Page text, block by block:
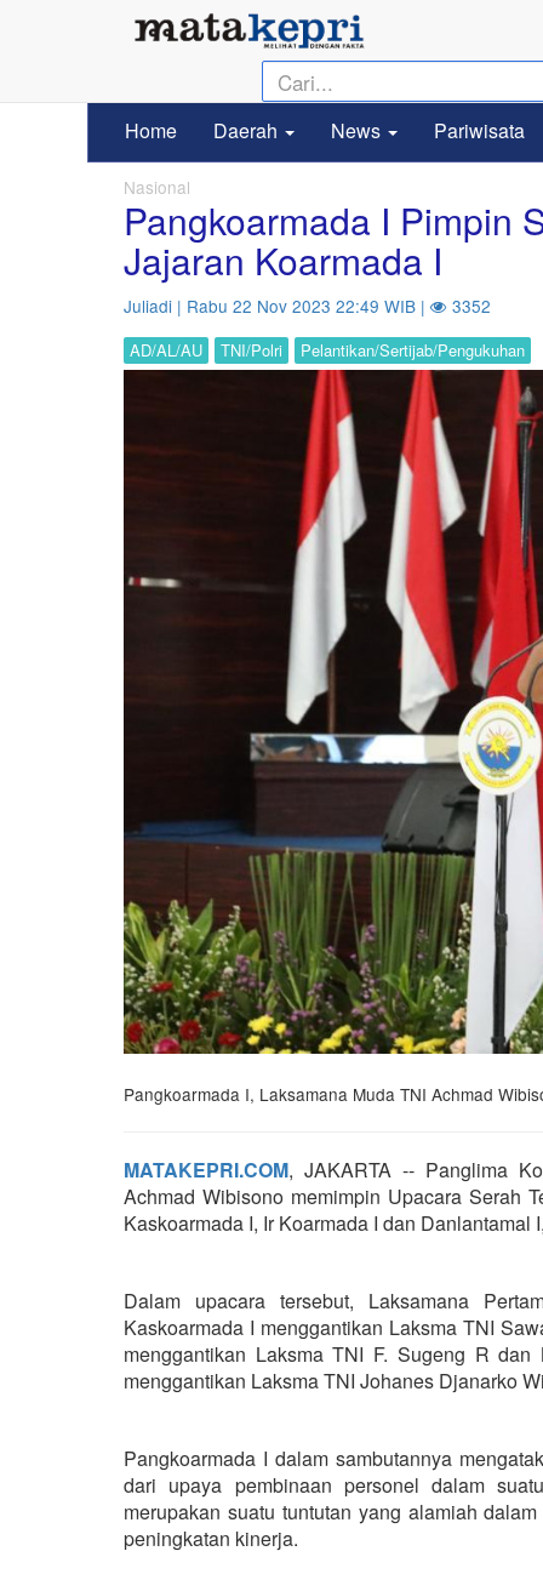
Home Daerah News Pariwisata
Nasional
Pangkoarmada I Pimpin
Jajaran Koarmada I
Juliadi | Rabu 22 Nov 2023 22:49 WIB | 3352
AD/AL/AU TNI/Polri Pelantikan/Sertijab/Pengukuhan
Pangkoarmada I, Laksamana Muda TNI Achmad
MATAKEPRI.COM, JAKARTA -- Panglima
Achmad Wibisono memimpin Upacara Serah
Kaskoarmada I, Ir Koarmada I dan
Dalam upacara tersebut, Laksamana
Kaskoarmada I menggantikan Laksma TNI
menggantikan Laksma TNI F. Sugeng R
menggantikan Laksma TNI Johanes Djanarko
Pangkoarmada I dalam sambutannya
dari upaya pembinaan personel dalam
merupakan suatu tuntutan yang alamiah
peningkatan kinerja.